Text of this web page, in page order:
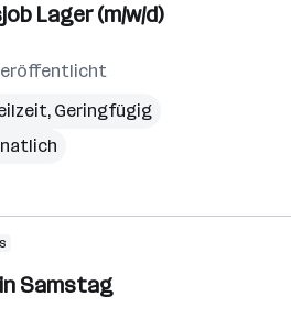
Lager (m/w/d)
Geringfügig
Samstag